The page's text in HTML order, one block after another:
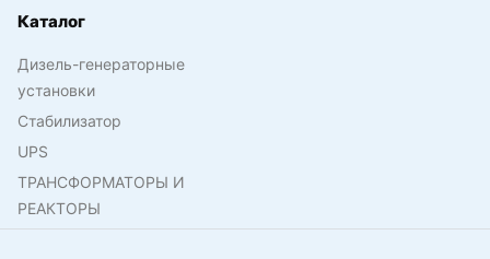
Каталог
Дизель-генераторные
установки
Стабилизатор
UPS
ТРАНСФОРМАТОРЫ И
РЕАКТОРЫ